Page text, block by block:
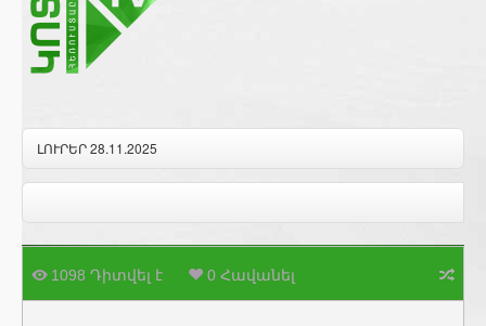
ԼՈՒՐԵՐ 28.11.2025
1098 Դիտվել է 0 Հավանել